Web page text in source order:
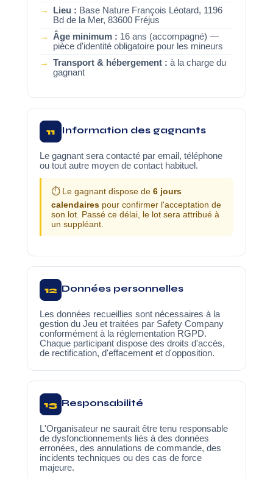
Lieu : Base Nature François Léotard, 1196
Bd de la Mer, 83600 Fréjus
Âge minimum : 16 ans (accompagné) —
pièce d'identité obligatoire pour les mineurs
Transport & hébergement : à la charge du
gagnant
11 Information des gagnants
Le gagnant sera contacté par email, téléphone
ou tout autre moyen de contact habituel.
⏱️ Le gagnant dispose de 6 jours
calendaires pour confirmer l'acceptation de
son lot. Passé ce délai, le lot sera attribué à
un suppléant.
12 Données personnelles
Les données recueillies sont nécessaires à la
gestion du Jeu et traitées par Safety Company
conformément à la réglementation RGPD.
Chaque participant dispose des droits d'accès,
de rectification, d'effacement et d'opposition.
13 Responsabilité
L'Organisateur ne saurait être tenu responsable
de dysfonctionnements liés à des données
erronées, des annulations de commande, des
incidents techniques ou des cas de force
majeure.